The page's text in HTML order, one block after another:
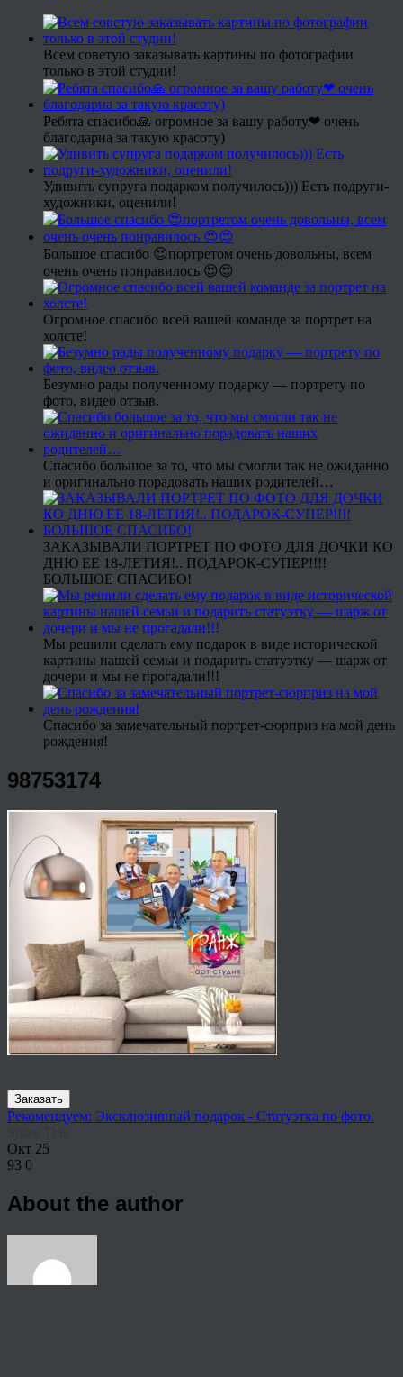
Всем советую заказывать картины по фотографии
только в этой студии!
Ребята спасибо🙏 огромное за вашу работу❤ очень
благодарна за такую красоту)
Удивить супруга подарком получилось))) Есть подруги-
художники, оценили!
Большое спасибо 😍портретом очень довольны, всем
очень очень понравилось 😍😍
Огромное спасибо всей вашей команде за портрет на
холсте!
Безумно рады полученному подарку — портрету по
фото, видео отзыв.
Спасибо большое за то, что мы смогли так не ожиданно
и оригинально порадовать наших родителей…
ЗАКАЗЫВАЛИ ПОРТРЕТ ПО ФОТО ДЛЯ ДОЧКИ КО
ДНЮ ЕЕ 18-ЛЕТИЯ!.. ПОДАРОК-СУПЕР!!!!
БОЛЬШОЕ СПАСИБО!
Мы решили сделать ему подарок в виде исторической
картины нашей семьи и подарить статуэтку — шарж от
дочери и мы не прогадали!!!
Спасибо за замечательный портрет-сюрприз на мой день
рождения!
98753174
Заказать
Рекомендуем: Эксклюзивный подарок - Статуэтка по фото.
Окт 25
93 0
About the author